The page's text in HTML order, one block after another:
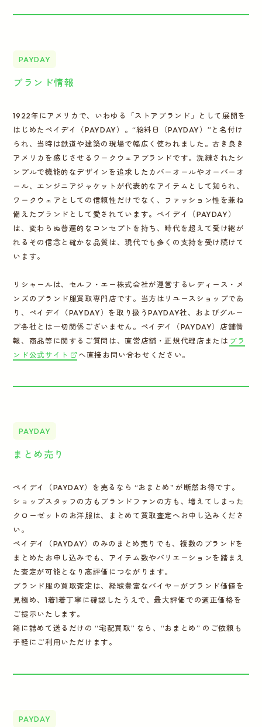
PAYDAY
ブランド情報
1922年にアメリカで、いわゆる「ストアブランド」として展開を
はじめたペイデイ（PAYDAY）。“給料日（PAYDAY）”と名付け
られ、当時は鉄道や建築の現場で幅広く使われました。古き良き
アメリカを感じさせるワークウェアブランドです。洗練されたシ
ンプルで機能的なデザインを追求したカバーオールやオーバーオ
ール、エンジニアジャケットが代表的なアイテムとして知られ、
ワークウェアとしての信頼性だけでなく、ファッション性を兼ね
備えたブランドとして愛されています。ペイデイ（PAYDAY）
は、変わらぬ普遍的なコンセプトを持ち、時代を超えて受け継が
れるその信念と確かな品質は、現代でも多くの支持を受け続けて
います。
リシャールは、セルフ・エー株式会社が運営するレディース・メ
ンズのブランド服買取専門店です。当方はリユースショップであ
り、ペイデイ（PAYDAY）を取り扱うPAYDAY社、およびグルー
プ各社とは一切関係ございません。ペイデイ（PAYDAY）店舗情
報、商品等に関するご質問は、直営店舗・正規代理店または ブラ
ンド公式サイト
へ直接お問い合わせください。
PAYDAY
まとめ売り
ペイデイ（PAYDAY）を売るなら “おまとめ" が断然お得です。
ショップスタッフの方もブランドファンの方も、増えてしまった
クローゼットのお洋服は、まとめて買取査定へお申し込みくださ
い。
ペイデイ（PAYDAY）のみのまとめ売りでも、複数のブランドを
まとめたお申し込みでも、アイテム数やバリエーションを踏まえ
た査定が可能となり高評価につながります。
ブランド服の買取査定は、経験豊富なバイヤーがブランド価値を
見極め、1着1着丁寧に確認したうえで、最大評価での適正価格を
ご提示いたします。
箱に詰めて送るだけの “宅配買取” なら、“おまとめ” のご依頼も
手軽にご利用いただけます。
PAYDAY